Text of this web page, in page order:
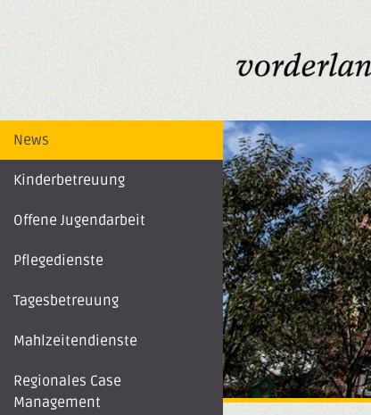
News
Kinderbetreuung
Offene Jugendarbeit
Pflegedienste
Tagesbetreuung
Mahlzeitendienste
Regionales Case
Management